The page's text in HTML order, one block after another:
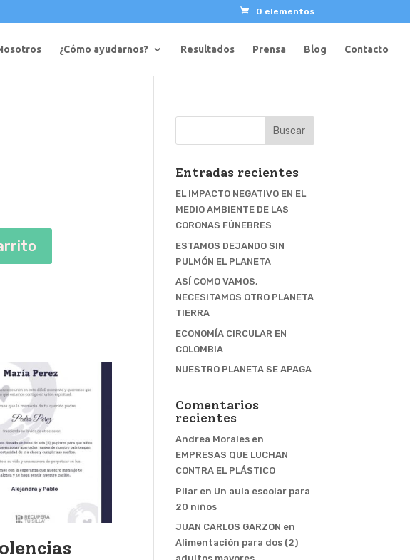
0 elementos
¿Cómo ayudarnos? Resultados Prensa Blog Contacto
Entradas recientes
EL IMPACTO NEGATIVO EN EL
MEDIO AMBIENTE DE LAS
CORONAS FÚNEBRES
ESTAMOS DEJANDO SIN
PULMÓN EL PLANETA
ASÍ COMO VAMOS,
NECESITAMOS OTRO PLANETA
TIERRA
ECONOMÍA CIRCULAR EN
COLOMBIA
NUESTRO PLANETA SE APAGA
Comentarios
recientes
Andrea Morales en
EMPRESAS QUE LUCHAN
CONTRA EL PLÁSTICO
Pilar en Un aula escolar para
20 niños
JUAN CARLOS GARZON en
Alimentación para dos (2)